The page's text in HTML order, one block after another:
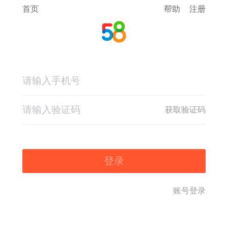
首页 帮助 注册
获取验证码
登录
账号登录